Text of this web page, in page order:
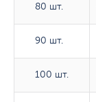
80 шт.
90 шт.
100 шт.
80 шт.
90 шт.
100 шт.